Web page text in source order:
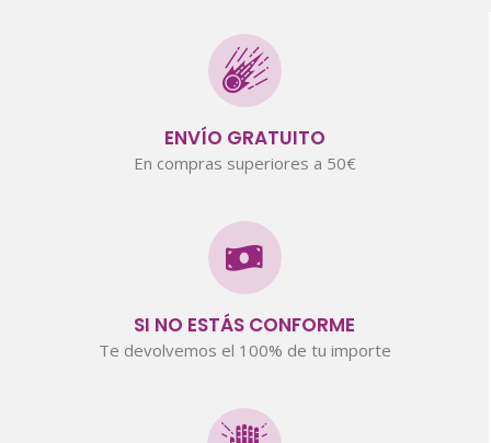
ENVÍO GRATUITO
En compras superiores a 50€
SI NO ESTÁS CONFORME
Te devolvemos el 100% de tu importe